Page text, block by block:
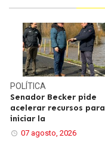
POLÍTICA
Senador Becker pide
acelerar recursos para
iniciar la
07 agosto, 2026